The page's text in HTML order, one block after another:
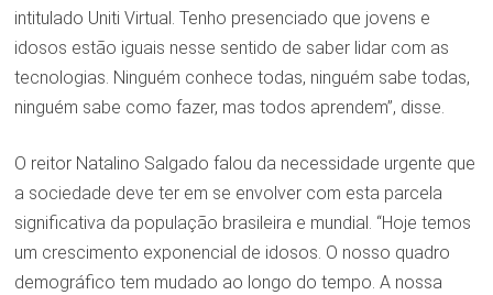
intitulado Uniti Virtual. Tenho presenciado que jovens e
idosos estão iguais nesse sentido de saber lidar com as
tecnologias. Ninguém conhece todas, ninguém sabe todas,
ninguém sabe como fazer, mas todos aprendem”, disse.
O reitor Natalino Salgado falou da necessidade urgente que
a sociedade deve ter em se envolver com esta parcela
significativa da população brasileira e mundial. “Hoje temos
um crescimento exponencial de idosos. O nosso quadro
demográfico tem mudado ao longo do tempo. A nossa